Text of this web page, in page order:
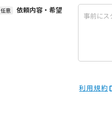
任意 依頼内容・希望
利用規約